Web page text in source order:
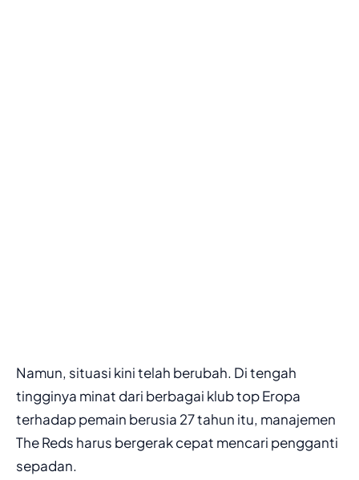
Namun, situasi kini telah berubah. Di tengah
tingginya minat dari berbagai klub top Eropa
terhadap pemain berusia 27 tahun itu, manajemen
The Reds harus bergerak cepat mencari pengganti
sepadan.